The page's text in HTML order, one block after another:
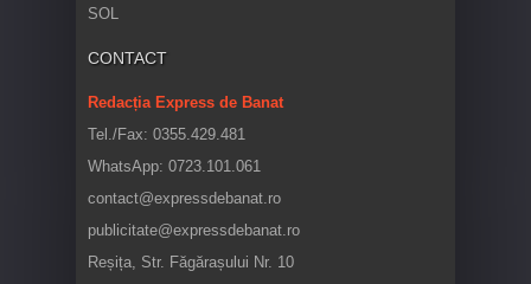
SOL
CONTACT
Redacția Express de Banat
Tel./Fax: 0355.429.481
WhatsApp: 0723.101.061
contact@expressdebanat.ro
publicitate@expressdebanat.ro
Reșița, Str. Făgărașului Nr. 10